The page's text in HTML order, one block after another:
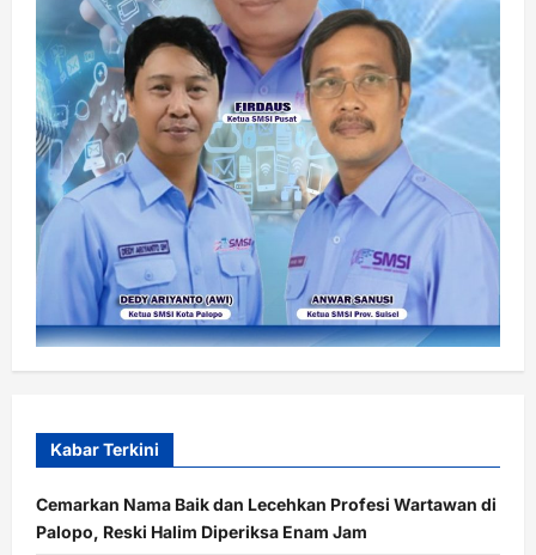
Kabar Terkini
Cemarkan Nama Baik dan Lecehkan Profesi Wartawan di
Palopo, Reski Halim Diperiksa Enam Jam